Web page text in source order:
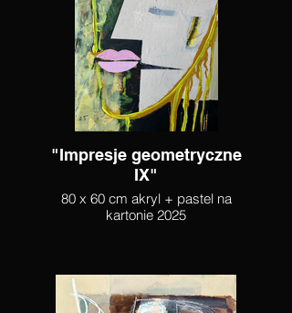
"Impresje geometryczne
IX"
80 x 60 cm akryl + pastel na
kartonie 2025